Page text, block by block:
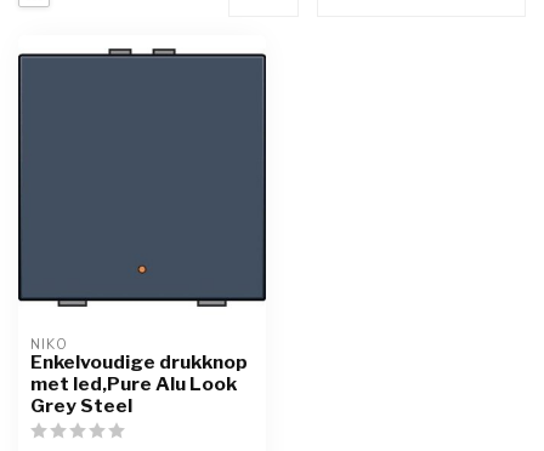
NIKO
Enkelvoudige drukknop
met led,Pure Alu Look
Grey Steel